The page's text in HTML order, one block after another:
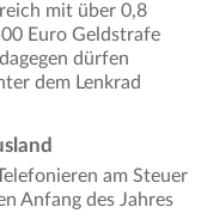
mit über 0,8
Euro Geldstrafe
dürfen
dem Lenkrad
am Steuer
Anfang des Jahres